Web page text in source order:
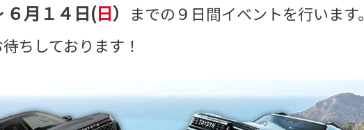
６月１４日(日）
までの９日間イベントを行います。
ちしております！